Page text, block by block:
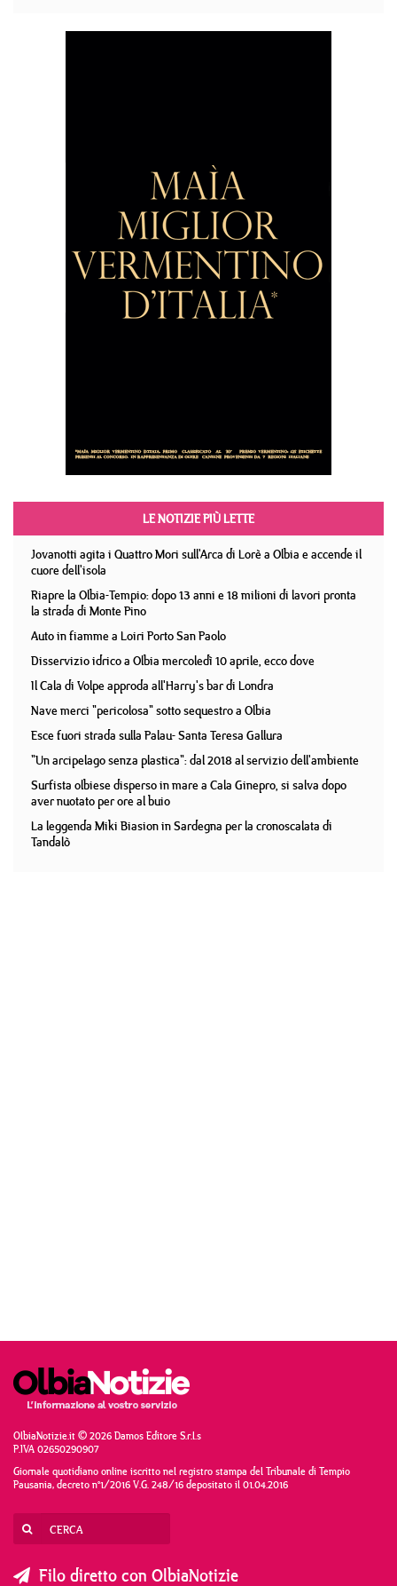
LE NOTIZIE PIÙ LETTE
Jovanotti agita i Quattro Mori sull'Arca di Lorè a Olbia e accende il
cuore dell'isola
Riapre la Olbia-Tempio: dopo 13 anni e 18 milioni di lavori pronta
la strada di Monte Pino
Auto in fiamme a Loiri Porto San Paolo
Disservizio idrico a Olbia mercoledì 10 aprile, ecco dove
Il Cala di Volpe approda all'Harry's bar di Londra
Nave merci "pericolosa" sotto sequestro a Olbia
Esce fuori strada sulla Palau- Santa Teresa Gallura
"Un arcipelago senza plastica": dal 2018 al servizio dell'ambiente
Surfista olbiese disperso in mare a Cala Ginepro, si salva dopo
aver nuotato per ore al buio
La leggenda Miki Biasion in Sardegna per la cronoscalata di
Tandalò
OlbiaNotizie.it © 2026 Damos Editore S.r.l.s
P.IVA 02650290907
Giornale quotidiano online iscritto nel registro stampa del Tribunale di Tempio
Pausania, decreto n°1/2016 V.G. 248/16 depositato il 01.04.2016
Filo diretto con OlbiaNotizie